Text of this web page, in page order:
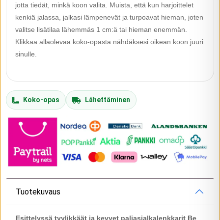
jotta tiedät, minkä koon valita. Muista, että kun harjoittelet
kenkiä jalassa, jalkasi lämpenevät ja turpoavat hieman, joten
valitse lisätilaa lähemmäs 1 cm:ä tai hieman enemmän.
Klikkaa allaolevaa koko-opasta nähdäksesi oikean koon juuri
sinulle.
Koko-opas Lähettäminen
Tuotekuvaus
Esittelyssä tyylikkäät ja kevyet paljasjalkalenkkarit Be